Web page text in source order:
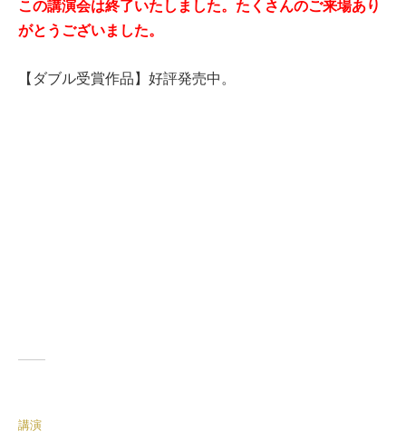
この講演会は終了いたしました。たくさんのご来場あり
がとうございました。
【ダブル受賞作品】好評発売中。
講演